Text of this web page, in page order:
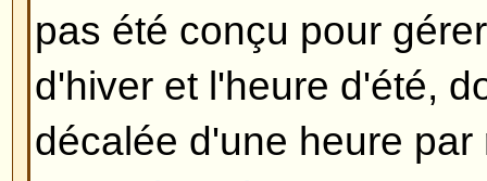
l'utilisation malveillante du
utilisateurs anonymes.
Revenir en haut